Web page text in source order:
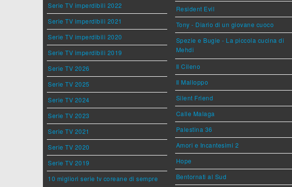
Serie TV imperdibili 2022
Serie TV imperdibili 2021
Serie TV imperdibili 2020
Serie TV imperdibili 2019
Serie TV 2026
Serie TV 2025
Serie TV 2024
Serie TV 2023
Serie TV 2021
Serie TV 2020
Serie TV 2019
10 migliori serie tv coreane di sempre
Resident Evil
Tony - Diario di un giovane cuoco
Spezie e Bugie - La piccola cucina di
Mehdi
Il Cileno
Il Malloppo
Silent Friend
Calle Malaga
Palestina 36
Amori e Incantesimi 2
Hope
Bentornati al Sud